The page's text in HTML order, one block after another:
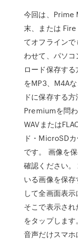
今回は、Prime
末、または
てオフライン
わせて、パソ
ロード保存す
をMP3、M4A
ドに保存する
Premiumを問
WAVまたは
ド・MicroSD
です。 画像を
確認ください
いる画像を保
して全画面表示
そこで表示さ
をタップしま
音声だけスマ